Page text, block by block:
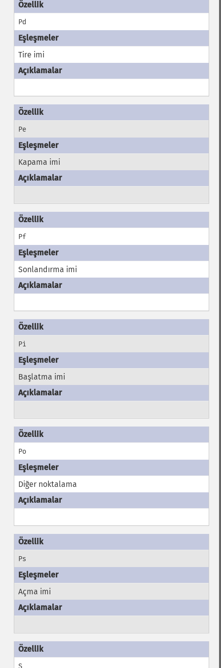
Pd
Tire imi
Pe
Kapama imi
Pf
Sonlandırma imi
Pi
Başlatma imi
Po
Diğer noktalama
Ps
Açma imi
S